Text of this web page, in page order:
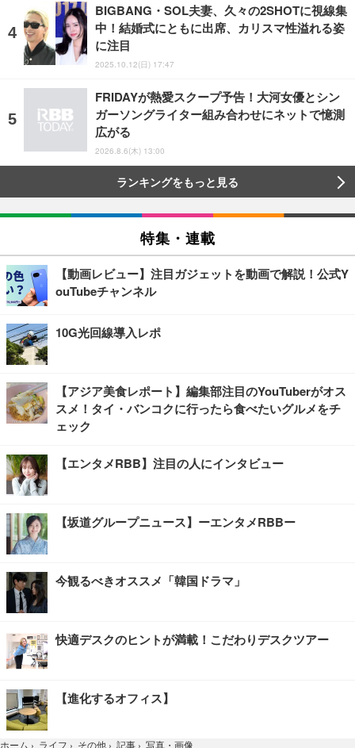
BIGBANG・SOL夫妻、久々の2SHOTに視線集
中！結婚式にともに出席、カリスマ性溢れる姿
に注目
2025.10.12(日) 17:47
FRIDAYが熱愛スクープ予告！大河女優とシン
ガーソングライター組み合わせにネットで憶測
広がる
2026.8.6(木) 13:00
ランキングをもっと見る
特集・連載
【動画レビュー】注目ガジェットを動画で解説！公式Y
ouTubeチャンネル
10G光回線導入レポ
【アジア美食レポート】編集部注目のYouTuberがオス
スメ！タイ・バンコクに行ったら食べたいグルメをチ
ェック
【エンタメRBB】注目の人にインタビュー
【坂道グループニュース】ーエンタメRBBー
今観るべきオススメ「韓国ドラマ」
快適デスクのヒントが満載！こだわりデスクツアー
【進化するオフィス】
ホーム › ライフ › その他 › 記事 › 写真・画像